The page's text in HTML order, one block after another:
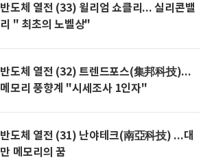
반도체 열전 (33) 윌리엄 쇼클리... 실리콘밸
리 " 최초의 노벨상"
반도체 열전 (32) 트렌드포스(集邦科技)...
메모리 풍향계 "시세조사 1인자"
반도체 열전 (31) 난야테크(南亞科技) ...대
만 메모리의 꿈